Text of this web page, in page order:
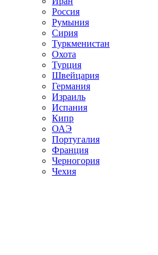
Россия
Румыния
Сирия
Туркменистан
Охота
Турция
Швейцария
Германия
Израиль
Испания
Кипр
ОАЭ
Португалия
Франция
Черногория
Чехия